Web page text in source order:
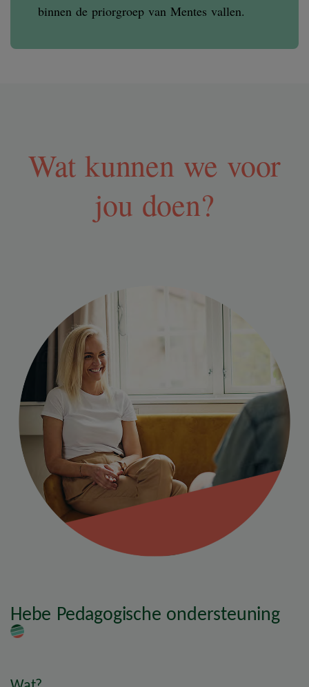
binnen de priorgroep van Mentes vallen.
Wat kunnen we voor
jou doen?
Hebe Pedagogische ondersteuning